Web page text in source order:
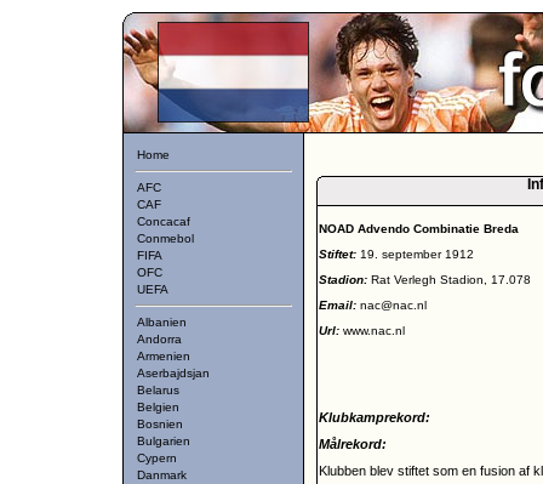
Home
AFC
CAF
Concacaf
Conmebol
FIFA
OFC
UEFA
Albanien
Andorra
Armenien
Aserbajdsjan
Belarus
Belgien
Bosnien
Bulgarien
Cypern
Danmark
NOAD Advendo Combinatie Breda
Stiftet: 19. september 1912
Stadion: Rat Verlegh Stadion, 17.078
Email: nac@nac.nl
Url: www.nac.nl
Klubkamprekord:
Målrekord:
Klubben blev stiftet som en fusion af